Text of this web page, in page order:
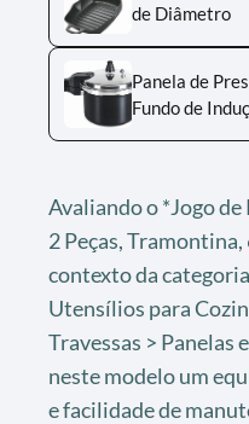
de Diâmetro
Panela de
Fundo de
Avaliando o *Jogo
2 Peças,
contexto da
Utensílios para
Travessas > Panelas
neste modelo um
e facilidade de